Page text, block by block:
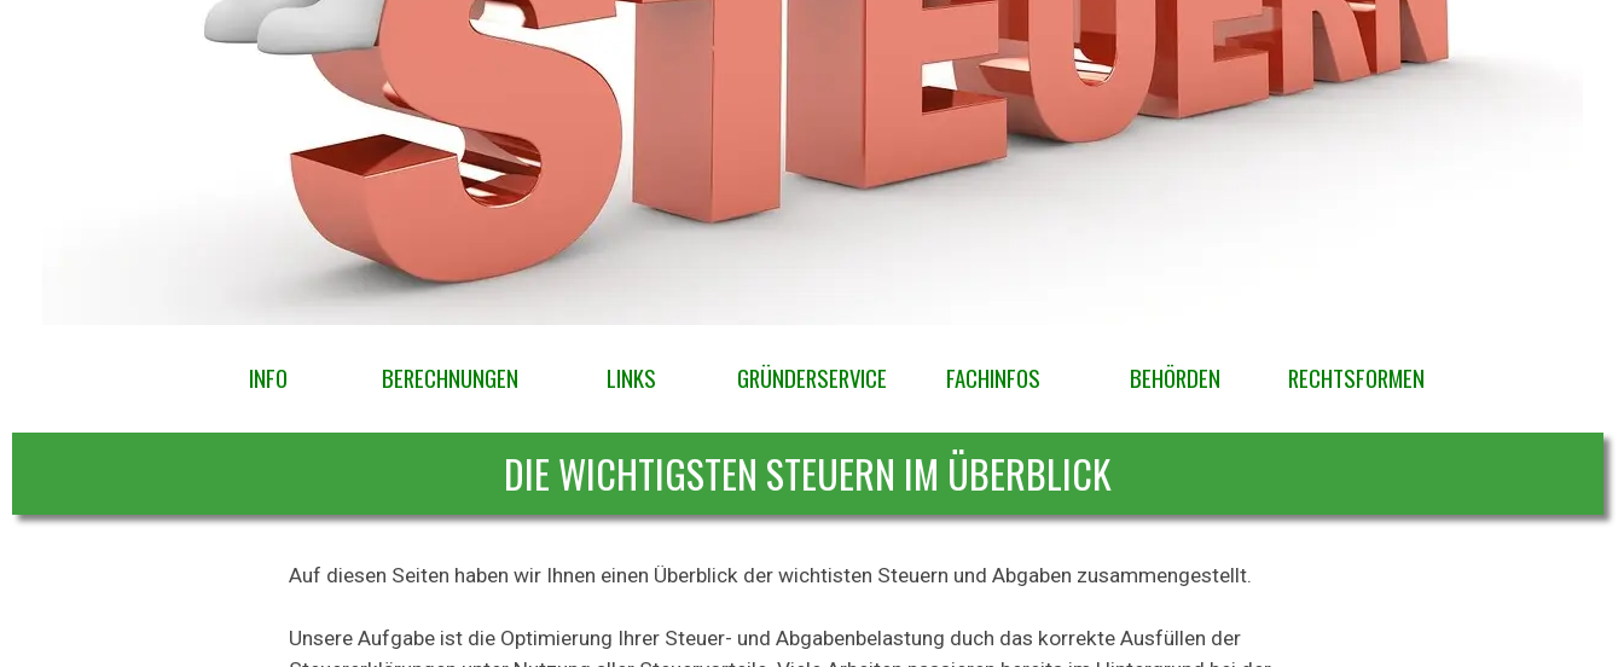
INFO BERECHNUNGEN LINKS ▼
GRÜNDERSERVICE ▼
FACHINFOS ▼
BEHÖRDEN ▼
RECHTSFORMEN
DIE WICHTIGSTEN STEUERN IM ÜBERBLICK
Auf diesen Seiten haben wir Ihnen einen Überblick der wichtisten Steuern und Abgaben zusammengestellt.
Unsere Aufgabe ist die Optimierung Ihrer Steuer- und Abgabenbelastung duch das korrekte Ausfüllen der